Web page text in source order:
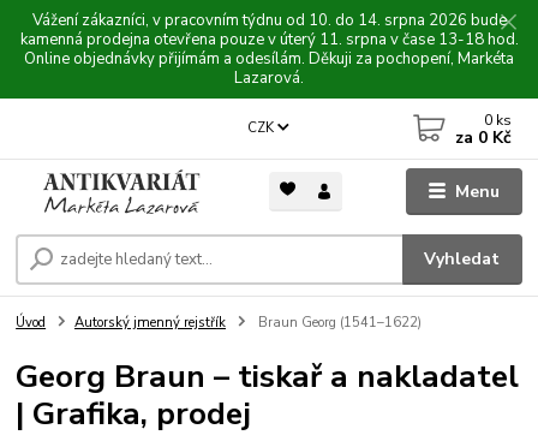
Vážení zákazníci, v pracovním týdnu od 10. do 14. srpna 2026 bude
kamenná prodejna otevřena pouze v úterý 11. srpna v čase 13-18 hod.
Online objednávky přijímám a odesílám. Děkuji za pochopení, Markéta
Lazarová.
Menu
CZK
Vyhledat
0 ks
za 0 Kč
Úvod Autorský jmenný rejstřík Braun Georg (1541–1622)
Georg Braun – tiskař a nakladatel
| Grafika, prodej